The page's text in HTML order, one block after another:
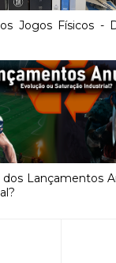
Jogos Físicos -
Lançamentos